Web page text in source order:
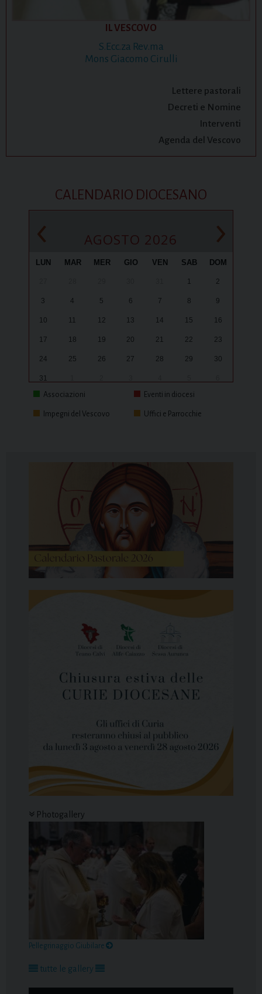
IL VESCOVO
S.Ecc.za Rev.ma
Mons Giacomo Cirulli
Lettere pastorali
Decreti e Nomine
Interventi
Agenda del Vescovo
CALENDARIO DIOCESANO
‹ AGOSTO 2026 ›
LUN MAR MER GIO VEN SAB DOM
1 2
3 4 5 6 7 8 9
10 11 12 13 14 15 16
17 18 19 20 21 22 23
24 25 26 27 28 29 30
31
Associazioni
Eventi in diocesi
Impegni del Vescovo Uffici e Parrocchie
Photogallery
Pellegrinaggio Giubilare
tutte le gallery